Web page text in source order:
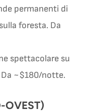
permanenti di
foresta. Da
spettacolare su
~$180/notte.
OVEST)